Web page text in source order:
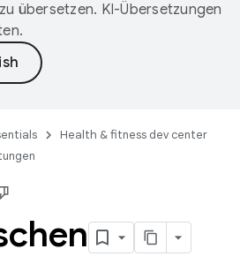
übersetzen. KI-Übersetzungen
Health & fitness dev center